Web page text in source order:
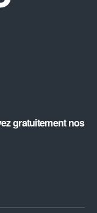
gratuitement nos